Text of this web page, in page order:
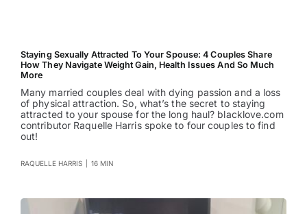
Staying Sexually Attracted To Your Spouse: 4 Couples Share
How They Navigate Weight Gain, Health Issues And So Much
More
Many married couples deal with dying passion and a loss
of physical attraction. So, what’s the secret to staying
attracted to your spouse for the long haul? blacklove.com
contributor Raquelle Harris spoke to four couples to find
out!
RAQUELLE HARRIS 16 MIN